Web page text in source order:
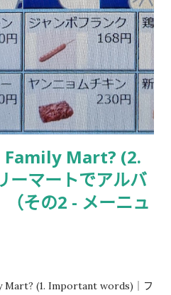
Mart? (2.
ーマートでアルバ
その2 - メーニュ
(1. Important words)｜フ